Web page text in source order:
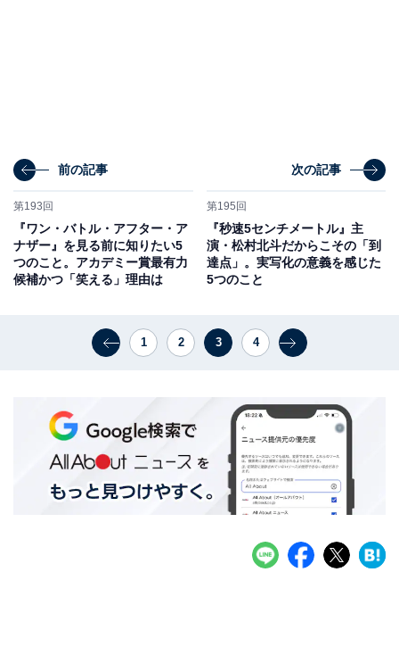
前の記事
第193回
『ワン・バトル・アフター・ア
ナザー』を見る前に知りたい5
つのこと。アカデミー賞最有力
候補かつ「笑える」理由は
次の記事
第195回
『秒速5センチメートル』主
演・松村北斗だからこその「到
達点」。実写化の意義を感じた
5つのこと
1 2 3 4